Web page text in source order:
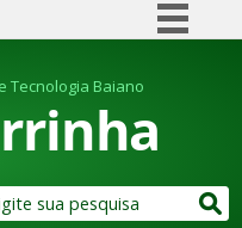
Comunica BR
Participe
Legislação
Tecnologia Baiano